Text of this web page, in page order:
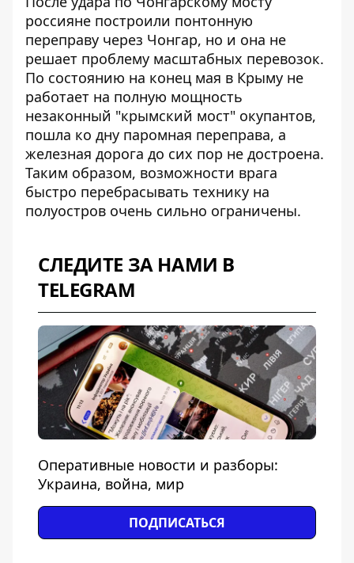
россияне построили понтонную
переправу через Чонгар, но и она не
решает проблему масштабных перевозок.
По состоянию на конец мая в Крыму не
работает на полную мощность
незаконный "крымский мост" окупантов,
пошла ко дну паромная переправа, а
железная дорога до сих пор не достроена.
Таким образом, возможности врага
быстро перебрасывать технику на
полуостров очень сильно ограничены.
СЛЕДИТЕ ЗА НАМИ В
TELEGRAM
Оперативные новости и разборы:
Украина, война, мир
ПОДПИСАТЬСЯ